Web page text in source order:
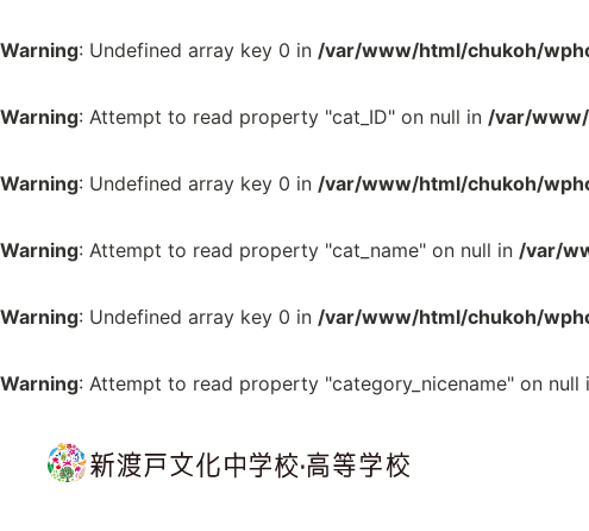
Warning: Undefined array key 0 in /var/www/html/chukoh/
Warning: Attempt to read property "cat_ID" on null in /var/
Warning: Undefined array key 0 in /var/www/html/chukoh/
Warning: Attempt to read property "cat_name" on null in /var/
Warning: Undefined array key 0 in /var/www/html/chukoh/
Warning: Attempt to read property "category_nicename" on null